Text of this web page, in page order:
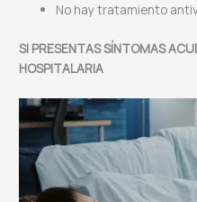
No hay tratamiento
SI PRESENTAS SÍNTOMAS
HOSPITALARIA